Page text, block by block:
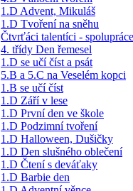
1.D Advent, Mikuláš
1.D Tvoření na sněhu
Čtvrťáci talentíci -
4. třídy Den řemesel
1.D se učí číst a psát
5.B a 5.C na Veselém kopci
1.B se učí číst
1.D Září v lese
1.D První den ve škole
1.D Podzimní tvoření
1.D Halloween, Dušičky
1.D Den slušného oblečení
1.D Čtení s deváťaky
1.D Barbie den